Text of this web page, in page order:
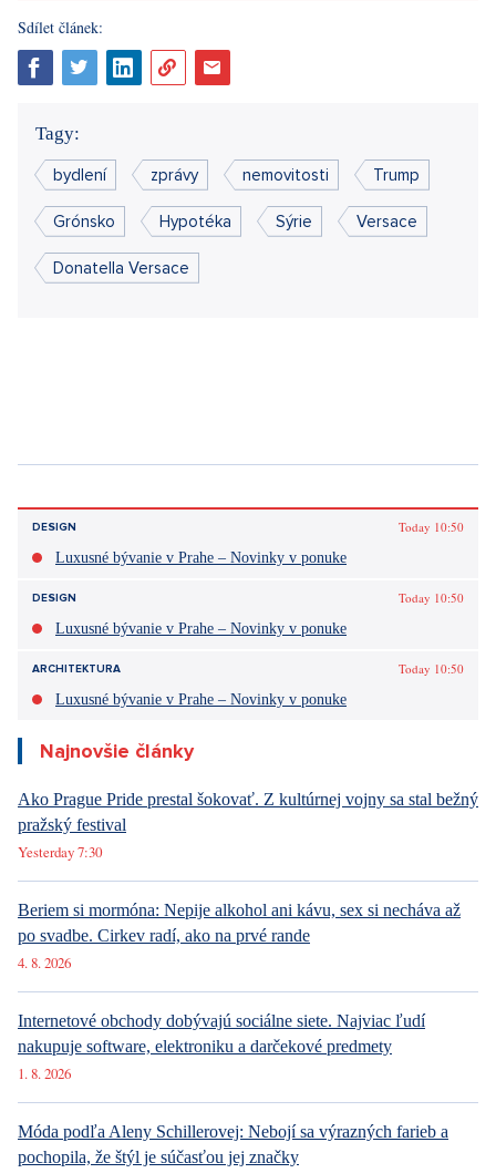
zaplatila 2 miliardy eur, čo je v prepočte viac ako 50 miliard
korún, upozornila agentúraAP
Páčil sa vám článok?
Diskusie0
bydlení zprávy nemovitosti Trump
Donatella Versace
DESIGN
Luxusné bývanie v Prahe – Novinky v ponuke
Najnovšie články
Ako Prague Pride prestal šokovať. Z kultúrnej vojny sa stal bežný
pražský festival
Yesterday 7:30
Beriem si mormóna: Nepije alkohol ani kávu, sex si necháva až
po svadbe. Cirkev radí, ako na prvé rande
4. 8. 2026